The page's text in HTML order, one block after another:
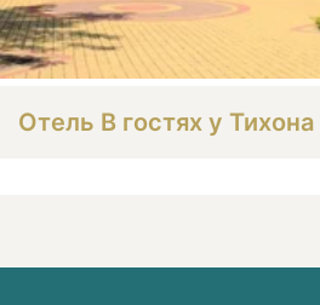
Отель В гостях у Тихона